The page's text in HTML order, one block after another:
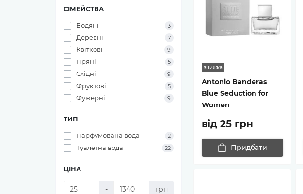
СІМЕЙСТВА
Водяні 3
Деревні 7
Квіткові 9
Пряні 5
Східні 9
Фруктові 5
Фужерні 9
ТИП
Парфумована вода 2
Туалетна вода 22
ЦІНА
- грн
знижка
Antonio Banderas
Blue Seduction for
Women
від 25 грн
Придбати